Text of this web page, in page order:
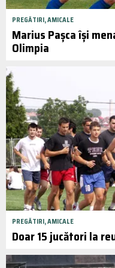
PREGĂTIRI, AMICALE
Marius Pașca își
Olimpia
PREGĂTIRI, AMICALE
Doar 15 jucători la